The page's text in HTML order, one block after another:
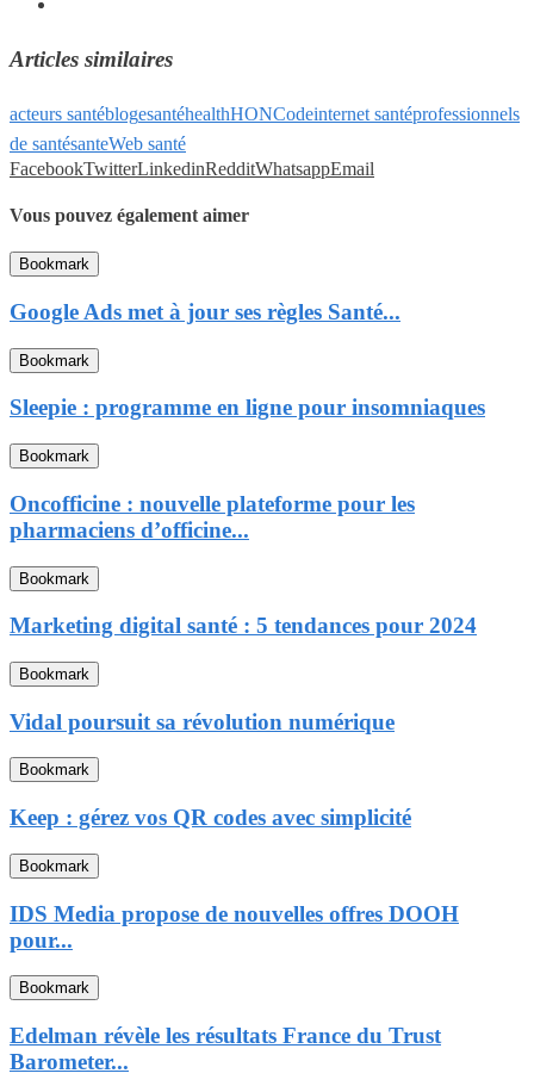
Articles similaires
acteurs santéblogesantéhealthHONCodeinternet santéprofessionnels
de santésanteWeb santé
FacebookTwitterLinkedinRedditWhatsappEmail
Vous pouvez également aimer
Bookmark
Google Ads met à jour ses règles Santé...
Bookmark
Sleepie : programme en ligne pour insomniaques
Bookmark
Oncofficine : nouvelle plateforme pour les
pharmaciens d’officine...
Bookmark
Marketing digital santé : 5 tendances pour 2024
Bookmark
Vidal poursuit sa révolution numérique
Bookmark
Keep : gérez vos QR codes avec simplicité
Bookmark
IDS Media propose de nouvelles offres DOOH
pour...
Bookmark
Edelman révèle les résultats France du Trust
Barometer...